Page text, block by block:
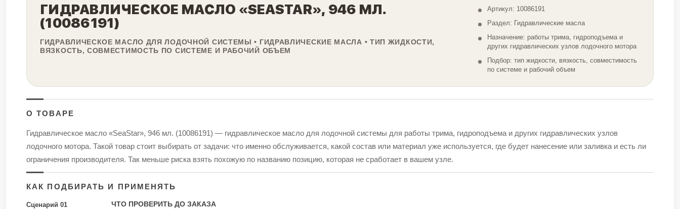
ГИДРАВЛИЧЕСКОЕ МАСЛО «SEASTAR», 946 МЛ.
(10086191)
ГИДРАВЛИЧЕСКОЕ МАСЛО ДЛЯ ЛОДОЧНОЙ СИСТЕМЫ • ГИДРАВЛИЧЕСКИЕ МАСЛА • ТИП ЖИДКОСТИ,
ВЯЗКОСТЬ, СОВМЕСТИМОСТЬ ПО СИСТЕМЕ И РАБОЧИЙ ОБЪЕМ
Артикул: 10086191
Раздел: Гидравлические масла
Назначение: работы трима, гидроподъема и
других гидравлических узлов лодочного мотора
Подбор: тип жидкости, вязкость, совместимость
по системе и рабочий объем
О ТОВАРЕ
Гидравлическое масло «SeaStar», 946 мл. (10086191) — гидравлическое масло для лодочной системы для работы трима, гидроподъема и других гидравлических узлов
лодочного мотора. Такой товар стоит выбирать от задачи: что именно обслуживается, какой состав или материал уже используется, где будет нанесение или заливка и есть ли
ограничения производителя. Так меньше риска взять похожую по названию позицию, которая не сработает в вашем узле.
КАК ПОДБИРАТЬ И ПРИМЕНЯТЬ
Сценарий 01 ЧТО ПРОВЕРИТЬ ДО ЗАКАЗА